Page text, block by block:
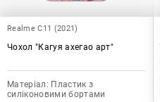
Realme C11 (2021)
Чохол "Кагуя ахегао арт"
Матеріал: Пластик з
силіконовими бортами